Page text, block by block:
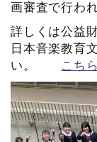
画審査で行わ
詳しくは公益
日本音楽教育
い。 こちら